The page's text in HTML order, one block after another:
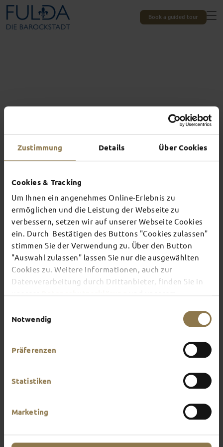
Zustimmung Details Über Cookies
Cookies & Tracking
Um Ihnen ein angenehmes Online-Erlebnis zu
ermöglichen und die Leistung der Webseite zu
verbessern, setzen wir auf unserer Webseite Cookies
ein. Durch Bestätigen des Buttons "Cookies zulassen"
stimmen Sie der Verwendung zu. Über den Button
"Auswahl zulassen" lassen Sie nur die ausgewählten
Cookies zu. Weitere Informationen, auch zur
Datenverarbeitung durch Drittanbieter, finden Sie in
Notwendig
Präferenzen
Statistiken
Marketing
Book a guided tour
Experiences unique to Fulda
TOP EVENTS
There's always something going on in Fulda:
whether it's a concert, a musical, a fun-filled
guided tour or a theatre performance – this is the
place to discover the current events and